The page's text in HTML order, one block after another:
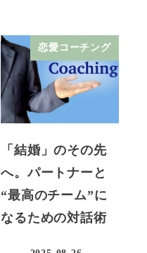
恋愛コーチング
「結婚」のその先
へ。パートナーと
“最高のチーム”に
なるための対話術